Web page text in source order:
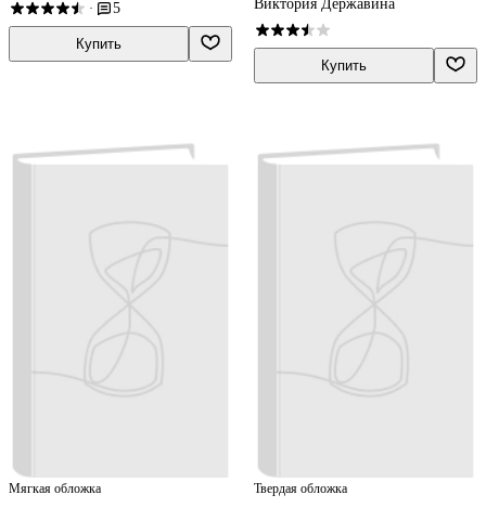
· 5
Купить
Виктория Державина
Купить
Мягкая обложка Твердая обложка